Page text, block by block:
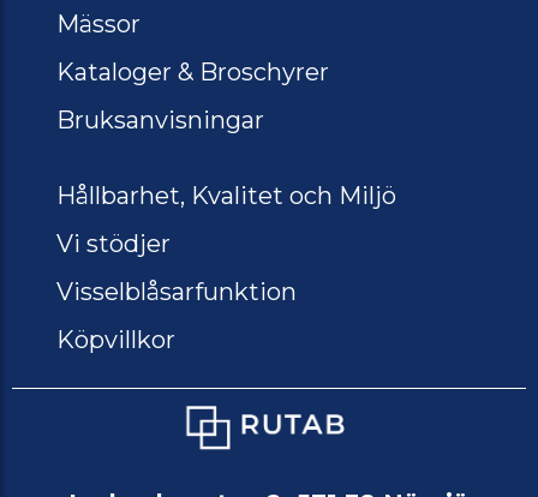
Mässor
Kataloger & Broschyrer
Bruksanvisningar
Hållbarhet, Kvalitet och Miljö
Vi stödjer
Visselblåsarfunktion
Köpvillkor